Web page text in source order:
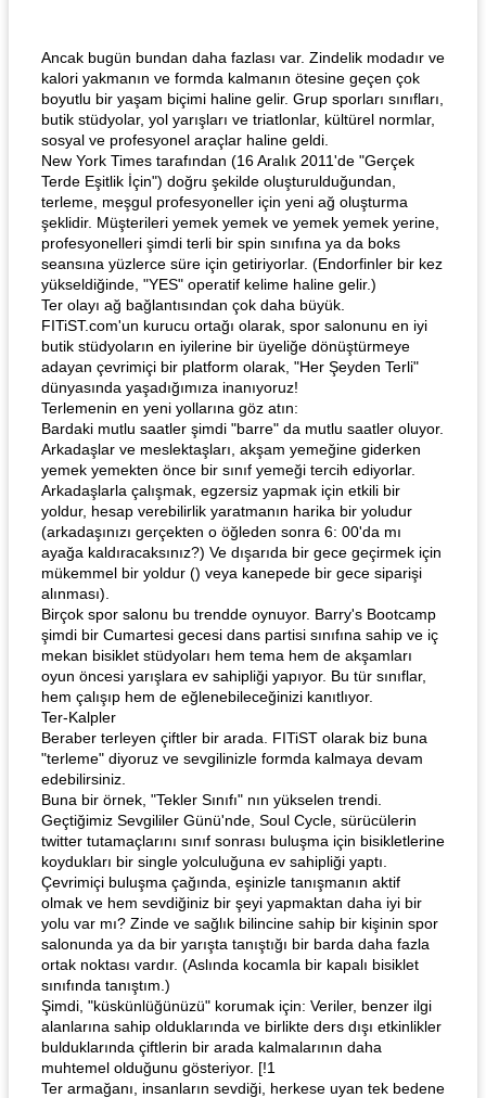
Ancak bugün bundan daha fazlası var. Zindelik modadır ve
kalori yakmanın ve formda kalmanın ötesine geçen çok
boyutlu bir yaşam biçimi haline gelir. Grup sporları sınıfları,
butik stüdyolar, yol yarışları ve triatlonlar, kültürel normlar,
sosyal ve profesyonel araçlar haline geldi.
New York Times tarafından (16 Aralık 2011'de "Gerçek
Terde Eşitlik İçin") doğru şekilde oluşturulduğundan,
terleme, meşgul profesyoneller için yeni ağ oluşturma
şeklidir. Müşterileri yemek yemek ve yemek yemek yerine,
profesyonelleri şimdi terli bir spin sınıfına ya da boks
seansına yüzlerce süre için getiriyorlar. (Endorfinler bir kez
yükseldiğinde, "YES" operatif kelime haline gelir.)
Ter olayı ağ bağlantısından çok daha büyük.
FITiST.com'un kurucu ortağı olarak, spor salonunu en iyi
butik stüdyoların en iyilerine bir üyeliğe dönüştürmeye
adayan çevrimiçi bir platform olarak, "Her Şeyden Terli"
dünyasında yaşadığımıza inanıyoruz!
Terlemenin en yeni yollarına göz atın:
Bardaki mutlu saatler şimdi "barre" da mutlu saatler oluyor.
Arkadaşlar ve meslektaşları, akşam yemeğine giderken
yemek yemekten önce bir sınıf yemeği tercih ediyorlar.
Arkadaşlarla çalışmak, egzersiz yapmak için etkili bir
yoldur, hesap verebilirlik yaratmanın harika bir yoludur
(arkadaşınızı gerçekten o öğleden sonra 6: 00'da mı
ayağa kaldıracaksınız?) Ve dışarıda bir gece geçirmek için
mükemmel bir yoldur () veya kanepede bir gece siparişi
alınması).
Birçok spor salonu bu trendde oynuyor. Barry's Bootcamp
şimdi bir Cumartesi gecesi dans partisi sınıfına sahip ve iç
mekan bisiklet stüdyoları hem tema hem de akşamları
oyun öncesi yarışlara ev sahipliği yapıyor. Bu tür sınıflar,
hem çalışıp hem de eğlenebileceğinizi kanıtlıyor.
Ter-Kalpler
Beraber terleyen çiftler bir arada. FITiST olarak biz buna
"terleme" diyoruz ve sevgilinizle formda kalmaya devam
edebilirsiniz.
Buna bir örnek, "Tekler Sınıfı" nın yükselen trendi.
Geçtiğimiz Sevgililer Günü'nde, Soul Cycle, sürücülerin
twitter tutamaçlarını sınıf sonrası buluşma için bisikletlerine
koydukları bir single yolculuğuna ev sahipliği yaptı.
Çevrimiçi buluşma çağında, eşinizle tanışmanın aktif
olmak ve hem sevdiğiniz bir şeyi yapmaktan daha iyi bir
yolu var mı? Zinde ve sağlık bilincine sahip bir kişinin spor
salonunda ya da bir yarışta tanıştığı bir barda daha fazla
ortak noktası vardır. (Aslında kocamla bir kapalı bisiklet
sınıfında tanıştım.)
Şimdi, "küskünlüğünüzü" korumak için: Veriler, benzer ilgi
alanlarına sahip olduklarında ve birlikte ders dışı etkinlikler
bulduklarında çiftlerin bir arada kalmalarının daha
muhtemel olduğunu gösteriyor. [!1
Ter armağanı, insanların sevdiği, herkese uyan tek bedene